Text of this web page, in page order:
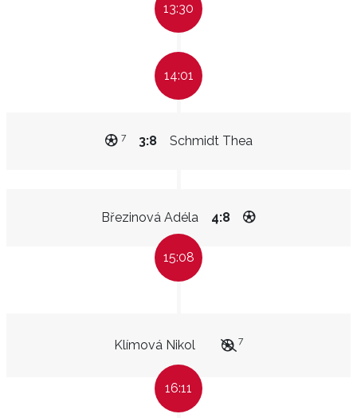
13:30
14:01
Schmidt Thea
3:8
7
Březinová Adéla 4:8
15:08
Klímová Nikol 7
16:11